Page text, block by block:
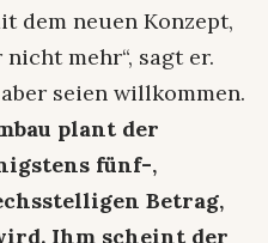
dem neuen Konzept,
mehr“, sagt er.
seien willkommen.
plant der
fünf-,
Betrag,
Ihm scheint der